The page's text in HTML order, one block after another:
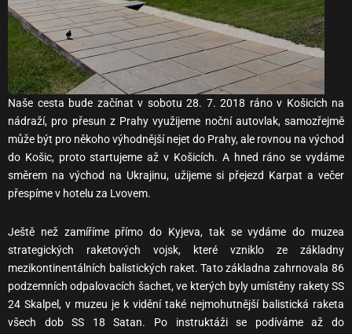
Naše cesta bude začínat v sobotu 28. 7. 2018 ráno v Košicích na
nádraží, pro přesun z Prahy využijeme noční autovlak, samozřejmě
může být pro někoho výhodnější nejet do Prahy, ale rovnou na východ
do Košic, proto startujeme až v Košicích. A hned ráno se vydáme
směrem na východ na Ukrajinu, užijeme si přejezd Karpat a večer
přespíme v hotelu za Lvovem.
Ještě než zamíříme přímo do Kyjeva, tak se vydáme do muzea
strategických raketových vojsk, které vzniklo ze základny
mezikontinentálních balistických raket. Tato základna zahrnovala 86
podzemních odpalovacích šachet, ve kterých byly umístěny rakety SS
24 Skalpel, v muzeu je k vidění také nejmohutnější balistická raketa
všech dob SS 18 Satan. Po instruktáži se podíváme až do